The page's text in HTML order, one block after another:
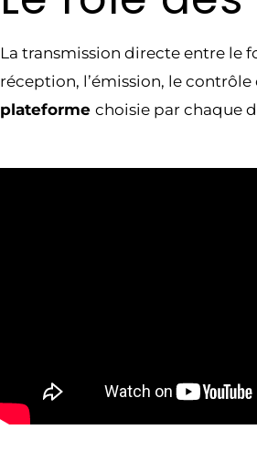
La transmission directe entre le
réception, l’émission, le
plateforme choisie par chaque